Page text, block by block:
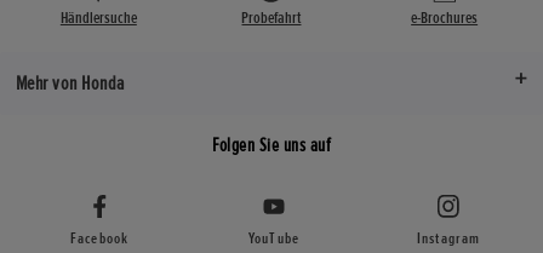
Händlersuche Probefahrt e-Brochures
Mehr von Honda
Folgen Sie uns auf
Facebook YouTube Instagram